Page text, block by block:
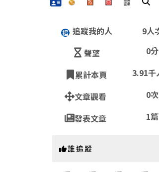
追蹤我的人
9人
聲望
0分
累計本頁
3.91千
文章觀看
0次
發表文章
1篇
誰追蹤